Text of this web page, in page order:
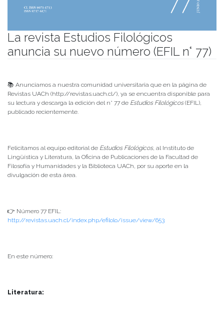
La revista Estudios Filológicos
anuncia su nuevo número (EFIL n° 77)
📚 Anunciamos a nuestra comunidad universitaria que en la página de
Revistas UACh (http://revistas.uach.cl/), ya se encuentra disponible para
su lectura y descarga la edición del n° 77 de Estudios Filológicos(EFIL),
publicado recientemente.
Felicitamos al equipo editorial de Estudios Filológicos, al Instituto de
Lingüística y Literatura, la Oficina de Publicaciones de la Facultad de
Filosofía y Humanidades y la Biblioteca UACh, por su aporte en la
divulgación de esta área.
👉 Número 77 EFIL:
http://revistas.uach.cl/index.php/efilolo/issue/view/653
En este número:
Literatura: